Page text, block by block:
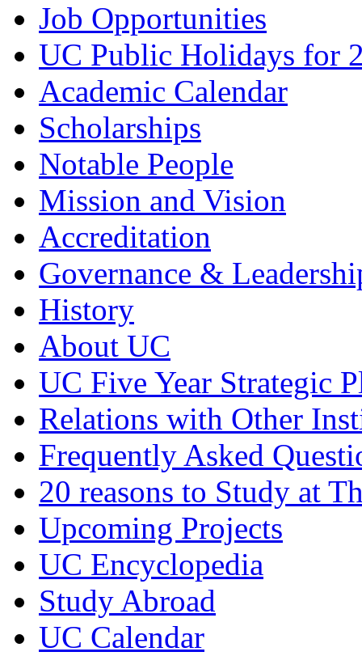
Job Opportunities
UC Public Holidays for
Academic Calendar
Scholarships
Notable People
Mission and Vision
Accreditation
Governance &
History
About UC
UC Five Year Strategic
Relations with Other
Frequently Asked
20 reasons to Study at
Upcoming Projects
UC Encyclopedia
Study Abroad
UC Calendar